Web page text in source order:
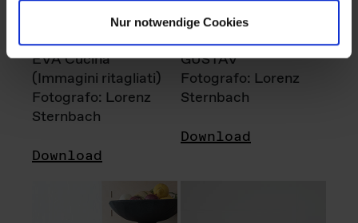
Nur notwendige Cookies
EVA Cucina
(Immagini ritagliati)
Fotografo: Lorenz
Sternbach
Download
GUSTAV
Fotografo: Lorenz
Sternbach
Download